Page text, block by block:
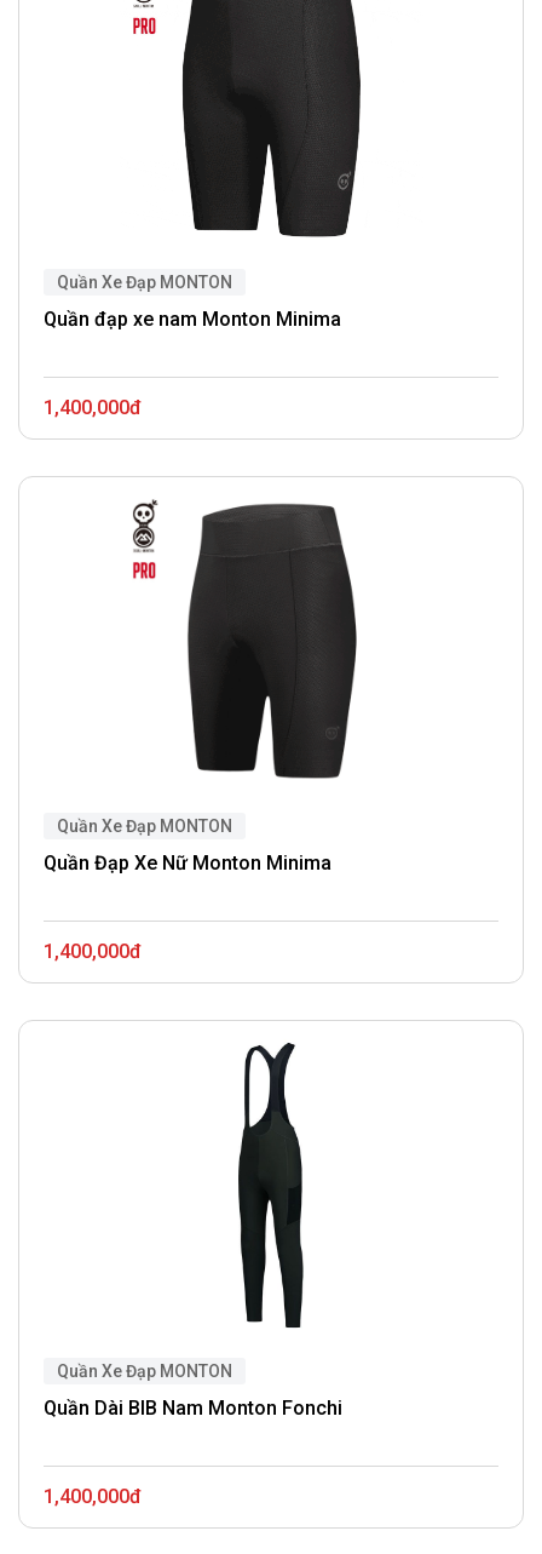
Quần Xe Đạp MONTON
Quần đạp xe nam Monton Minima
1,400,000đ
Quần Xe Đạp MONTON
Quần Đạp Xe Nữ Monton Minima
1,400,000đ
Quần Xe Đạp MONTON
Quần Dài BIB Nam Monton Fonchi
1,400,000đ